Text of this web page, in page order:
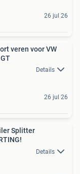
26 jul 26
veren voor VW
Details
26 jul 26
Splitter
Details